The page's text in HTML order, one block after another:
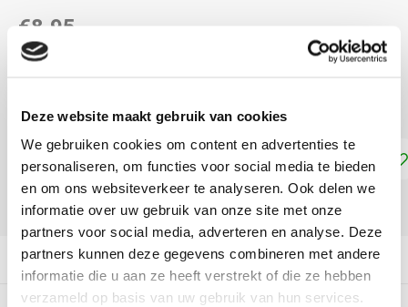
Deze website maakt gebruik van cookies
We gebruiken cookies om content en advertenties te
personaliseren, om functies voor social media te bieden
en om ons websiteverkeer te analyseren. Ook delen we
informatie over uw gebruik van onze site met onze
partners voor social media, adverteren en analyse. Deze
partners kunnen deze gegevens combineren met andere
informatie die u aan ze heeft verstrekt of die ze hebben
verzameld op basis van uw gebruik van hun services.
€8,95
NIET LEVERBAAR
Gelli Arts Sjabloon Lees meer
Toevoegen aan winkelwagen
DELEN:
Productomschrijving